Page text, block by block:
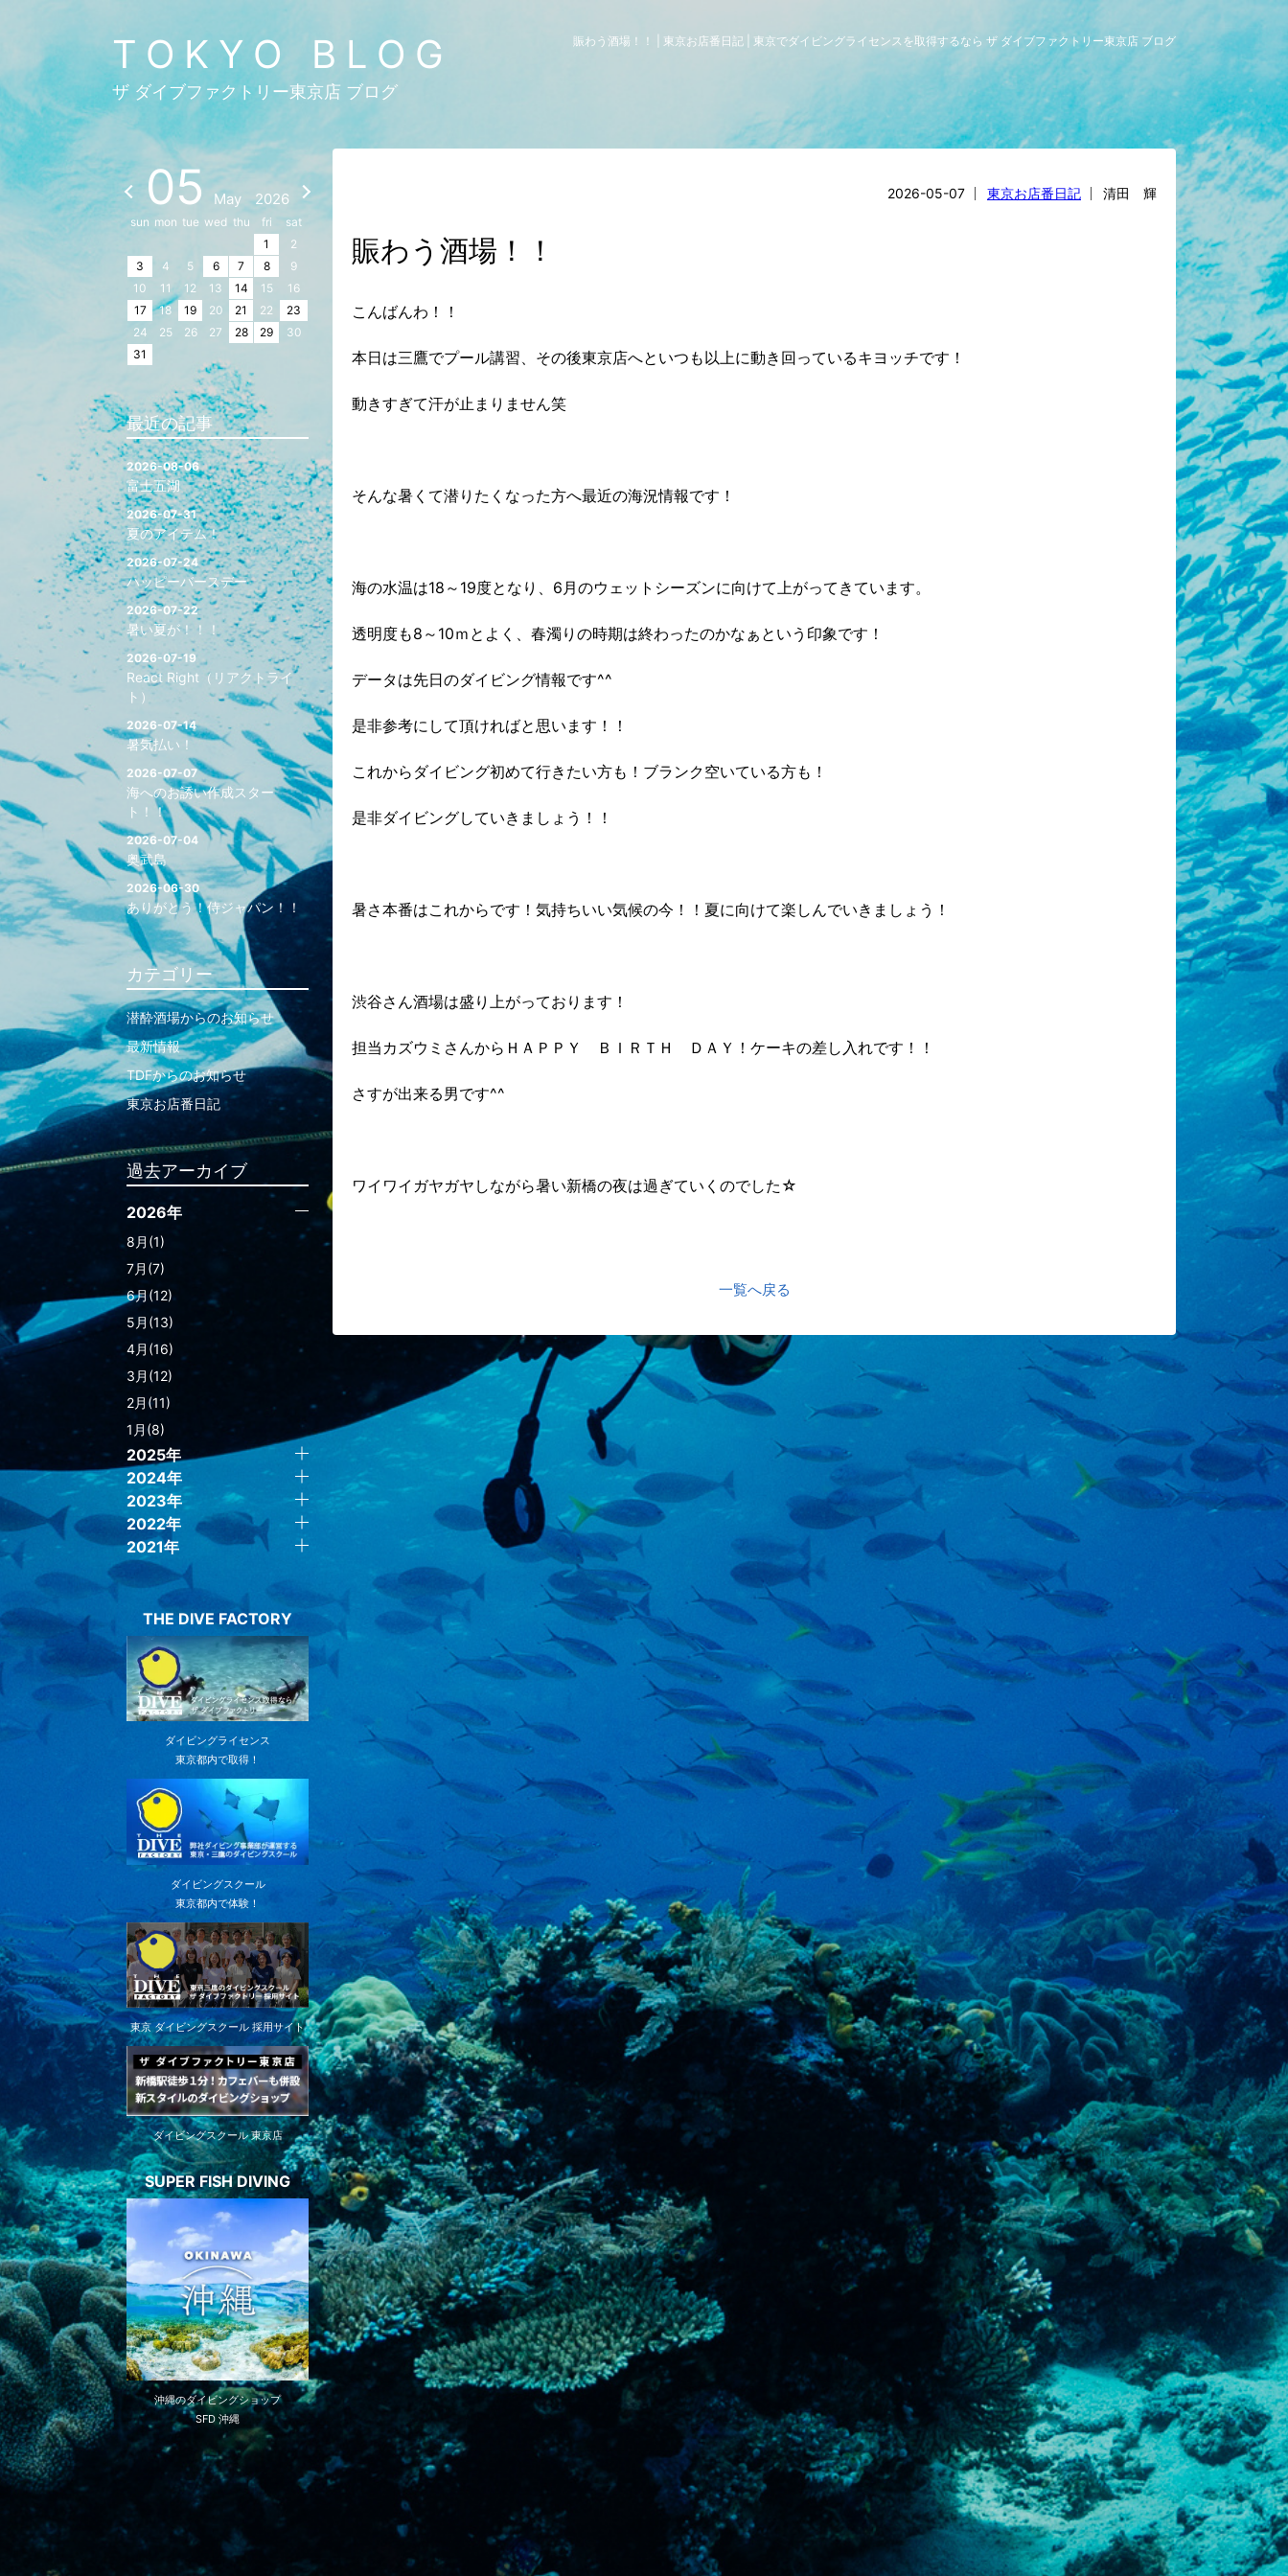
TOKYO BLOG
ザ ダイブファクトリー東京店 ブログ
賑わう酒場！！ | 東京お店番日記 | 東京でダイビングライセンスを取得するなら ザ ダイブファクトリー東京店 ブログ
2026-05-07 東京お店番日記 清田 輝
賑わう酒場！！
こんばんわ！！
本日は三鷹でプール講習、その後東京店へといつも以上に動き回っているキヨッチです！
動きすぎて汗が止まりません笑
そんな暑くて潜りたくなった方へ最近の海況情報です！
海の水温は18～19度となり、6月のウェットシーズンに向けて上がってきています。
透明度も8～10ｍとよく、春濁りの時期は終わったのかなぁという印象です！
データは先日のダイビング情報です^^
是非参考にして頂ければと思います！！
これからダイビング初めて行きたい方も！ブランク空いている方も！
是非ダイビングしていきましょう！！
暑さ本番はこれからです！気持ちいい気候の今！！夏に向けて楽しんでいきましょう！
渋谷さん酒場は盛り上がっております！
担当カズウミさんからＨＡＰＰＹ ＢＩＲＴＨ ＤＡＹ！ケーキの差し入れです！！
さすが出来る男です^^
ワイワイガヤガヤしながら暑い新橋の夜は過ぎていくのでした☆
一覧へ戻る
05 May 2026
sun mon tue wed thu fri
sat
1
2
3
4 5 6 7 8
9
10
11 12 13 14 15
16
17
18 19 20 21 22
23
24
25 26 27 28 29
30
31
最近の記事
2026-08-06
富士五湖
2026-07-31
夏のアイテム！
2026-07-24
ハッピーバースデー
2026-07-22
暑い夏が！！！
2026-07-19
React Right（リアクトライ
ト）
2026-07-14
暑気払い！
2026-07-07
海へのお誘い作成スター
ト！！
2026-07-04
奥武島
2026-06-30
ありがとう！侍ジャパン！！
カテゴリー
潜酔酒場からのお知らせ
最新情報
TDFからのお知らせ
東京お店番日記
過去アーカイブ
2026年
8月(1)
7月(7)
6月(12)
5月(13)
4月(16)
3月(12)
2月(11)
1月(8)
2025年
2024年
2023年
2022年
2021年
THE DIVE FACTORY
ダイビングライセンス
東京都内で取得！
ダイビングスクール
東京都内で体験！
東京 ダイビングスクール 採用サイト
ダイビングスクール 東京店
SUPER FISH DIVING
沖縄のダイビングショップ
SFD 沖縄